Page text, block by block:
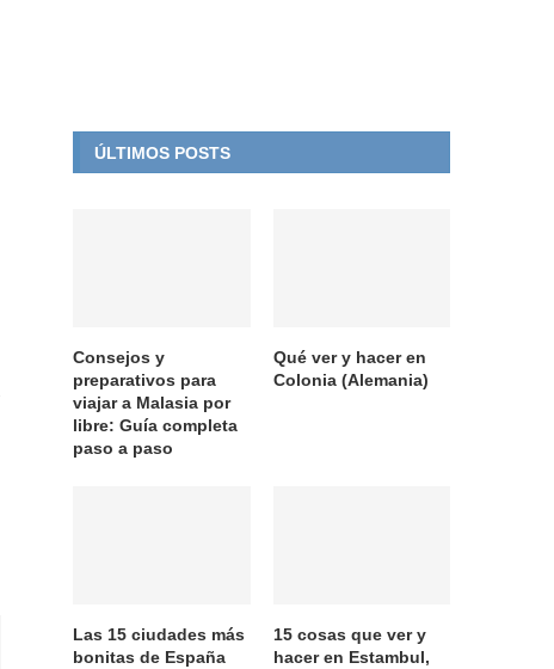
ÚLTIMOS POSTS
Consejos y
preparativos para
viajar a Malasia por
libre: Guía completa
paso a paso
Qué ver y hacer en
Colonia (Alemania)
Las 15 ciudades más
bonitas de España
15 cosas que ver y
hacer en Estambul,